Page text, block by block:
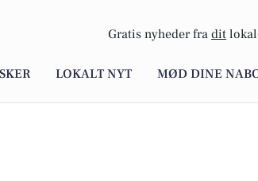
Gratis nyheder fra dit
LOKALT NYT MØD DINE